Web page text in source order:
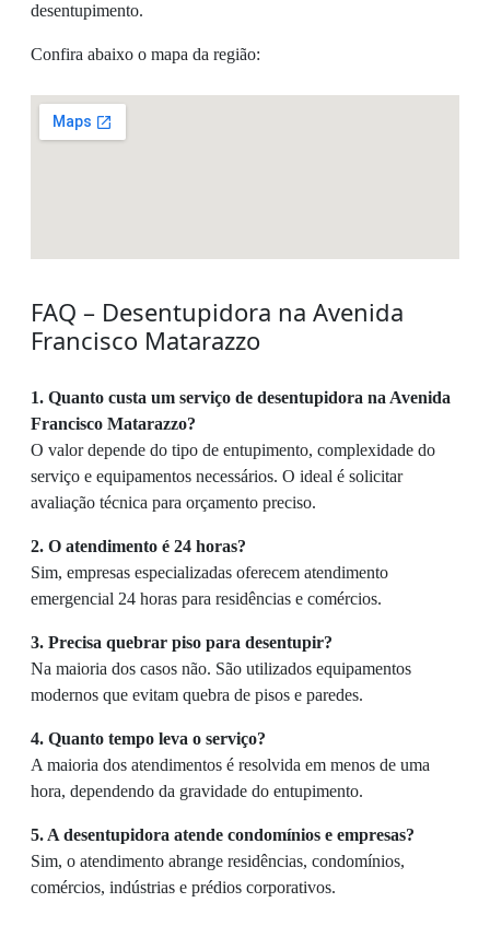
desentupimento.
Confira abaixo o mapa da região:
FAQ – Desentupidora na Avenida
Francisco Matarazzo
1. Quanto custa um serviço de desentupidora na Avenida
Francisco Matarazzo?
O valor depende do tipo de entupimento, complexidade do
serviço e equipamentos necessários. O ideal é solicitar
avaliação técnica para orçamento preciso.
2. O atendimento é 24 horas?
Sim, empresas especializadas oferecem atendimento
emergencial 24 horas para residências e comércios.
3. Precisa quebrar piso para desentupir?
Na maioria dos casos não. São utilizados equipamentos
modernos que evitam quebra de pisos e paredes.
4. Quanto tempo leva o serviço?
A maioria dos atendimentos é resolvida em menos de uma
hora, dependendo da gravidade do entupimento.
5. A desentupidora atende condomínios e empresas?
Sim, o atendimento abrange residências, condomínios,
comércios, indústrias e prédios corporativos.